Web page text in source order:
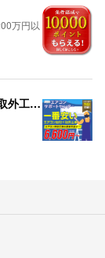
万円以
【エアコンサポートセンター（エアコン取付・取外工事）】WEB申込み